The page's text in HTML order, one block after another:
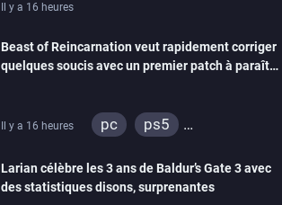
Il y a 16 heures
Beast of Reincarnation veut rapidement corriger
quelques soucis avec un premier patch à paraître
Il y a 16 heures pc
ps5
Larian célèbre les 3 ans de Baldur’s Gate 3 avec
des statistiques disons, surprenantes